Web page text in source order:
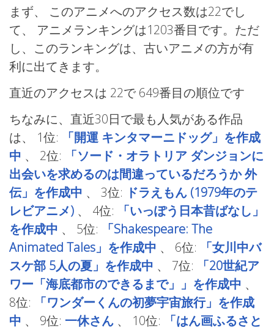
まず、 このアニメへのアクセス数は22でし
て、 アニメランキングは1203番目です。ただ
し、このランキングは、古いアニメの方が有
利に出てきます。
直近のアクセスは 22で649番目の順位です
ちなみに、直近30日で最も人気がある作品
は、 1位:
「開運 キンタマーニドッグ」を作成
中 、 2位:
「ソード・オラトリア ダンジョンに
出会いを求めるのは間違っているだろうか 外
伝」を作成中 、 3位: ドラえもん (1979年のテ
レビアニメ) 、 4位:
「いっぽう日本昔ばなし」
を作成中 、 5位:
「Shakespeare: The
Animated Tales」を作成中 、 6位:
「女川中バ
スケ部 5人の夏」を作成中 、 7位:
「20世紀ア
ワー「海底都市のできるまで」」を作成中 、
8位:
「ワンダーくんの初夢宇宙旅行」を作成
中 、 9位: 一休さん 、 10位: 「はん画ふるさと